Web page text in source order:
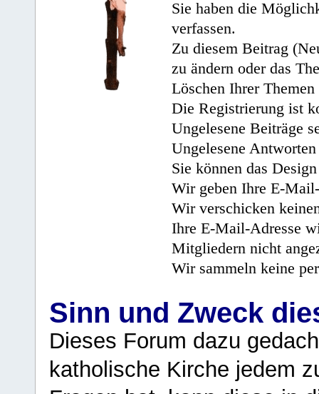
Sie haben die
verfassen.
Zu diesem Beitrag
zu ändern oder das
Löschen Ihrer
Die Registrierung ist
Ungelesene Beiträge
Ungelesene
Sie können das
Wir geben Ihre E-
Wir verschicken
Ihre E-Mail-Adresse
Mitgliedern nicht
Wir sammeln keine
Sinn und Zweck
Dieses Forum dazu
katholische Kirche jedem